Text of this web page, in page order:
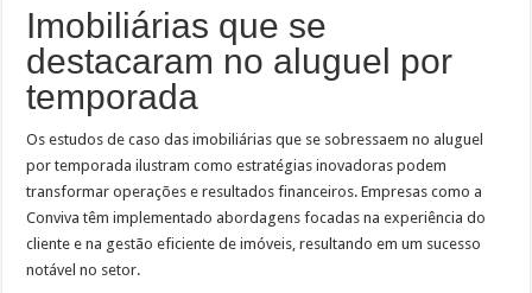
Imobiliárias que se
destacaram no aluguel por
temporada
Os estudos de caso das imobiliárias que se sobressaem no aluguel
por temporada ilustram como estratégias inovadoras podem
transformar operações e resultados financeiros. Empresas como a
Conviva têm implementado abordagens focadas na experiência do
cliente e na gestão eficiente de imóveis, resultando em um sucesso
notável no setor.